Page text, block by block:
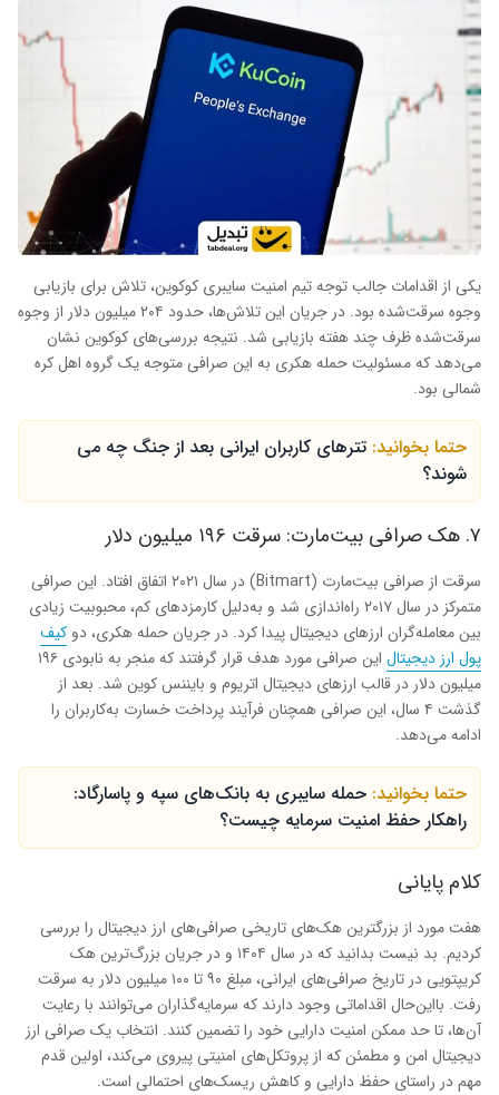
یکی از اقدامات جالب توجه تیم امنیت سایبری کوکوین، تلاش برای بازیابی
وجوه سرقت‌شده بود. در جریان این تلاش‌ها، حدود ۲۰۴ میلیون دلار از وجوه
سرقت‌شده ظرف چند هفته بازیابی شد. نتیجه بررسی‌های کوکوین نشان
می‌دهد که مسئولیت حمله هکری به این صرافی متوجه یک گروه اهل کره
شمالی بود.
حتما بخوانید: تترهای کاربران ایرانی بعد از جنگ چه می
شوند؟
۷. هک صرافی بیت‌مارت: سرقت ۱۹۶ میلیون دلار
سرقت از صرافی بیت‌مارت (Bitmart) در سال ۲۰۲۱ اتفاق افتاد. این صرافی
متمرکز در سال ۲۰۱۷ راه‌اندازی شد و به‌دلیل کارمزدهای کم، محبوبیت زیادی
بین معامله‌گران ارزهای دیجیتال پیدا کرد. در جریان حمله هکری، دو کیف
پول ارز دیجیتال
این صرافی مورد هدف قرار گرفتند که منجر به نابودی ۱۹۶
میلیون دلار در قالب ارزهای دیجیتال اتریوم و بایننس کوین شد. بعد از
گذشت ۴ سال، این صرافی همچنان فرآیند پرداخت خسارت به‌کاربران را
ادامه می‌دهد.
حتما بخوانید: حمله سایبری به بانک‌های سپه و پاسارگاد:‌
راهکار حفظ امنیت سرمایه چیست؟
کلام پایانی
هفت مورد از بزرگترین هک‌های تاریخی صرافی‌های ارز دیجیتال را بررسی
کردیم. بد نیست بدانید که در سال ۱۴۰۴ و در جریان بزرگ‌ترین هک
کریپتویی در تاریخ صرافی‌های ایرانی، مبلغ ۹۰ تا ۱۰۰ میلیون دلار به سرقت
رفت. بااین‌حال اقداماتی وجود دارند که سرمایه‌گذاران می‌توانند با رعایت
آن‌ها، تا حد ممکن امنیت دارایی خود را تضمین کنند. انتخاب یک صرافی ارز
دیجیتال امن و مطمئن که از پروتکل‌های امنیتی پیروی می‌کند، اولین قدم
مهم در راستای حفظ دارایی و کاهش ریسک‌های احتمالی است.